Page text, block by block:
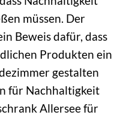
müssen. Der
Beweis dafür, dass
Produkten ein
gestalten
für Nachhaltigkeit
Allersee für